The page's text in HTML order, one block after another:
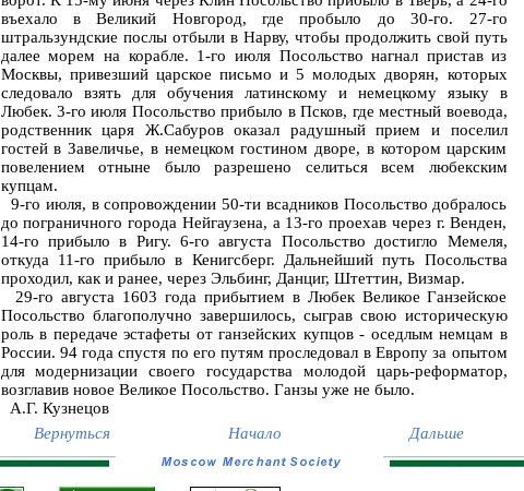
въехало в Великий Новгород, где пробыло до 30-го. 27-го
штральзундские послы отбыли в Нарву, чтобы продолжить свой путь
далее морем на корабле. 1-го июля Посольство нагнал пристав из
Москвы, привезший царское письмо и 5 молодых дворян, которых
следовало взять для обучения латинскому и немецкому языку в
Любек. 3-го июля Посольство прибыло в Псков, где местный воевода,
родственник царя Ж.Сабуров оказал радушный прием и поселил
гостей в Завеличье, в немецком гостином дворе, в котором царским
повелением отныне было разрешено селиться всем любекским
купцам.
9-го июля, в сопровождении 50-ти всадников Посольство добралось
до пограничного города Нейгаузена, а 13-го проехав через г. Венден,
14-го прибыло в Ригу. 6-го августа Посольство достигло Мемеля,
откуда 11-го прибыло в Кенигсберг. Дальнейший путь Посольства
проходил, как и ранее, через Эльбинг, Данциг, Штеттин, Визмар.
29-го августа 1603 года прибытием в Любек Великое Ганзейское
Посольство благополучно завершилось, сыграв свою историческую
роль в передаче эстафеты от ганзейских купцов - оседлым немцам в
России. 94 года спустя по его путям проследовал в Европу за опытом
для модернизации своего государства молодой царь-реформатор,
возглавив новое Великое Посольство. Ганзы уже не было.
А.Г. Кузнецов
Вернуться
Начало Дальше